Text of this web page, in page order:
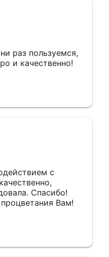
раз пользуемся,
и качественно!
с
Спасибо!
Вам!